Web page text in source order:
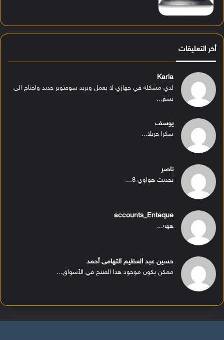
أخر التعليقات
Karla
لدي مشكله في جهازي لا يعمل ويريد سوفتوير جديد واحتاج الى
تشغ...
يوسف
شكرا جزيلا...
ناصر
تحديث هواوي 8...
accounts_Enteque
ههه...
حسين عبد العظيم التهامى أحمد
ممكن يكون موجود هذا المنتج في الأسواق...